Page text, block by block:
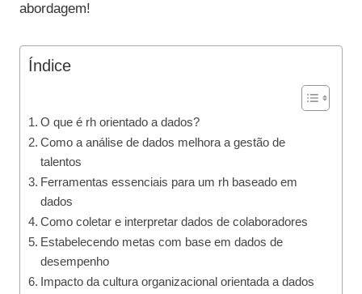
abordagem!
Índice
O que é rh orientado a dados?
Como a análise de dados melhora a gestão de
talentos
Ferramentas essenciais para um rh baseado em
dados
Como coletar e interpretar dados de colaboradores
Estabelecendo metas com base em dados de
desempenho
Impacto da cultura organizacional orientada a dados